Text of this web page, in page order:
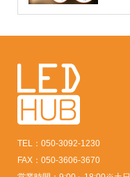
TEL：050-3092-1230
FAX：050-3606-3670